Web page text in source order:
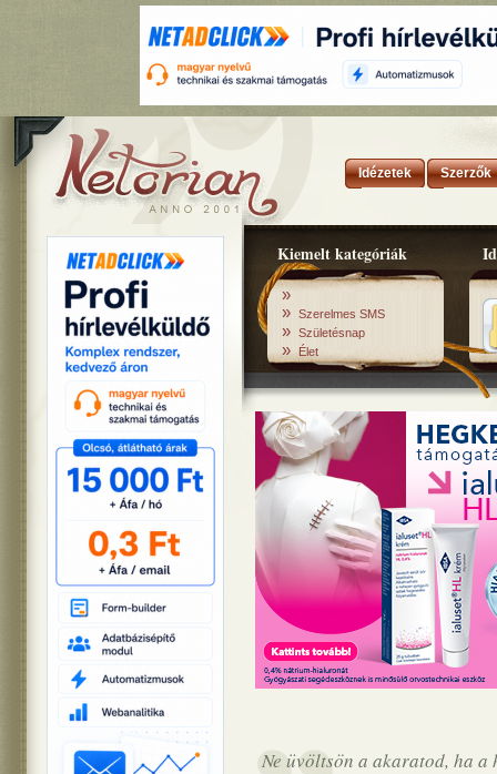
Idézetek Szerzők
Kiemelt kategóriák
»
» Szerelmes SMS
» Születésnap
» Élet
Ne üvöltsön a akaratod, ha